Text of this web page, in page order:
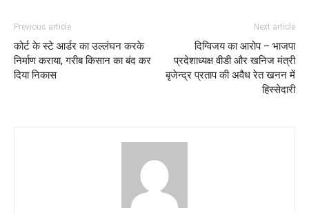
Previous article
कोर्ट के स्टे आर्डर का उल्लंघन करके
निर्माण कराया, गरीब किसान का बंद कर
दिया निकास
Next article
दिग्विजय का आरोप – भाजपा
प्रदेशाध्यक्ष वीडी और खनिज मंत्री
बृजेन्द्र प्रताप की अवैध रेत खनन में
हिस्सेदारी